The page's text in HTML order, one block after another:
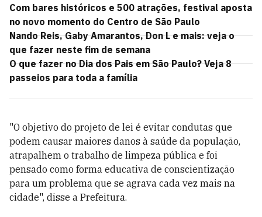
Com bares históricos e 500 atrações, festival aposta
no novo momento do Centro de São Paulo
Nando Reis, Gaby Amarantos, Don L e mais: veja o
que fazer neste fim de semana
O que fazer no Dia dos Pais em São Paulo? Veja 8
passeios para toda a família
"O objetivo do projeto de lei é evitar condutas que
podem causar maiores danos à saúde da população,
atrapalhem o trabalho de limpeza pública e foi
pensado como forma educativa de conscientização
para um problema que se agrava cada vez mais na
cidade", disse a Prefeitura.